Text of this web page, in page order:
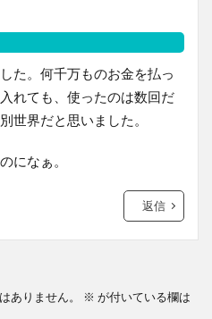
た。何千万ものお金を払っ
れても、使ったのは数回だ
世界だと思いました。
になぁ。
返信
ありません。 ※ が付いている欄は